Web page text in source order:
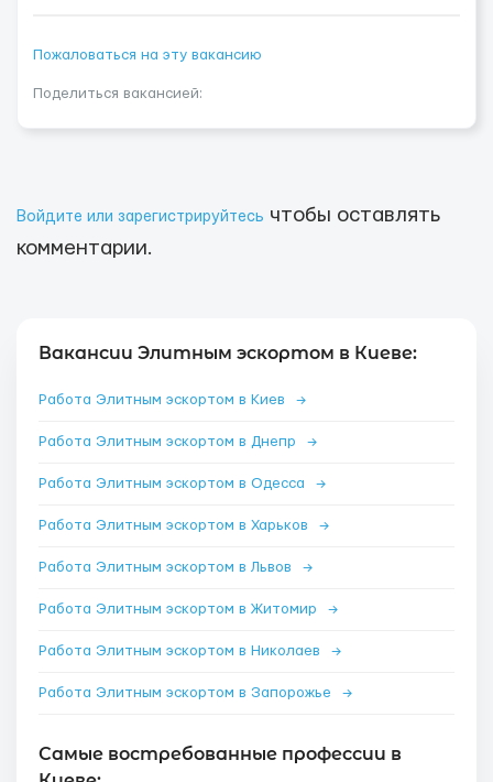
Пожаловаться на эту вакансию
Поделиться вакансией:
Войдите или зарегистрируйтесь чтобы оставлять
комментарии.
Вакансии Элитным эскортом в Киеве:
Работа Элитным эскортом в Киев →
Работа Элитным эскортом в Днепр →
Работа Элитным эскортом в Одесса →
Работа Элитным эскортом в Харьков →
Работа Элитным эскортом в Львов →
Работа Элитным эскортом в Житомир →
Работа Элитным эскортом в Николаев →
Работа Элитным эскортом в Запорожье →
Самые востребованные профессии в